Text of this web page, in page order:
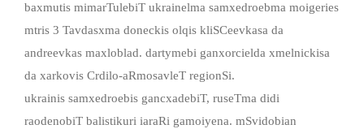
baxmutis mimarTulebiT ukrainelma samxedroebma moigeries
mtris 3 Tavdasxma doneckis olqis kliSCeevkasa da
andreevkas maxloblad. dartymebi ganxorcielda xmelnickisa
da xarkovis Crdilo-aRmosavleT regionSi.
ukrainis samxedroebis gancxadebiT, ruseTma didi
raodenobiT balistikuri iaraRi gamoiyena. mSvidobian